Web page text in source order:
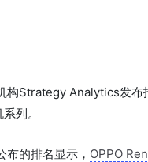
构Strategy Analytics发
列。
的排名显示， OPPO